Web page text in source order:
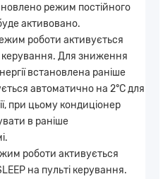
режим постійного
активовано.
роботи активується
керування. Для зниження
встановлена ​​раніше
автоматично на 2°С для
при цьому кондиціонер
в раніше
роботи активується
на пульті керування.